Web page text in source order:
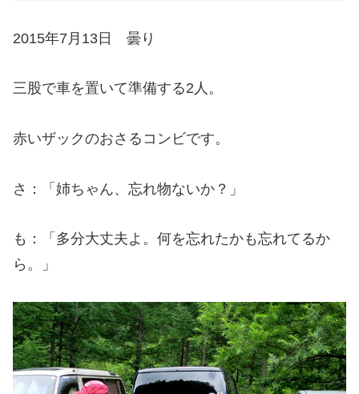
2015年7月13日 曇り
三股で車を置いて準備する2人。
赤いザックのおさるコンビです。
さ：「姉ちゃん、忘れ物ないか？」
も：「多分大丈夫よ。何を忘れたかも忘れてるか
ら。」